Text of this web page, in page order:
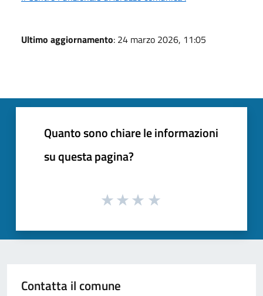
Ultimo aggiornamento: 24 marzo 2026, 11:05
Quanto sono chiare le informazioni
su questa pagina?
Contatta il comune